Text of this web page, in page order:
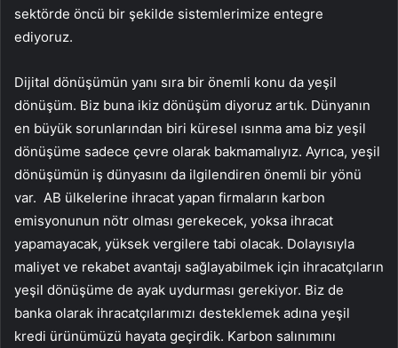
sektörde öncü bir şekilde sistemlerimize entegre
ediyoruz.
Dijital dönüşümün yanı sıra bir önemli konu da yeşil
dönüşüm. Biz buna ikiz dönüşüm diyoruz artık. Dünyanın
en büyük sorunlarından biri küresel ısınma ama biz yeşil
dönüşüme sadece çevre olarak bakmamalıyız. Ayrıca, yeşil
dönüşümün iş dünyasını da ilgilendiren önemli bir yönü
var. AB ülkelerine ihracat yapan firmaların karbon
emisyonunun nötr olması gerekecek, yoksa ihracat
yapamayacak, yüksek vergilere tabi olacak. Dolayısıyla
maliyet ve rekabet avantajı sağlayabilmek için ihracatçıların
yeşil dönüşüme de ayak uydurması gerekiyor. Biz de
banka olarak ihracatçılarımızı desteklemek adına yeşil
kredi ürünümüzü hayata geçirdik. Karbon salınımını